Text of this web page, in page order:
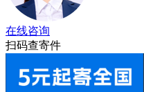
在线咨询
扫码查寄件